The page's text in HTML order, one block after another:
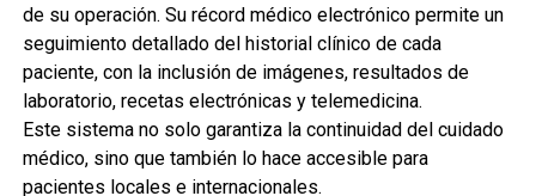
de su operación. Su récord médico electrónico permite un
seguimiento detallado del historial clínico de cada
paciente, con la inclusión de imágenes, resultados de
laboratorio, recetas electrónicas y telemedicina.
Este sistema no solo garantiza la continuidad del cuidado
médico, sino que también lo hace accesible para
pacientes locales e internacionales.